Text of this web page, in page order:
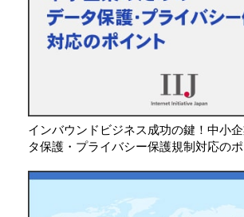
インバウンドビジネス成功の鍵！中小
タ保護・プライバシー保護規制対応の